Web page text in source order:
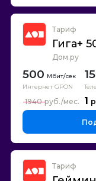
Тариф
Гига+
Дом.ру
500
Интернет GPON
1
1940
Тариф